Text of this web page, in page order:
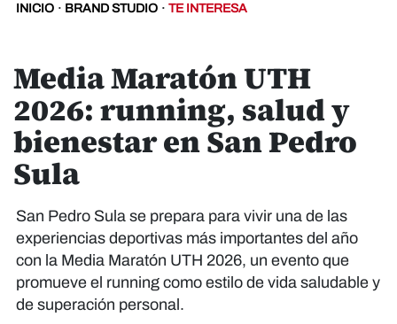
INICIO · BRAND STUDIO · TE INTERESA
Media Maratón UTH
2026: running, salud y
bienestar en San Pedro
Sula
San Pedro Sula se prepara para vivir una de las
experiencias deportivas más importantes del año
con la Media Maratón UTH 2026, un evento que
promueve el running como estilo de vida saludable y
de superación personal.